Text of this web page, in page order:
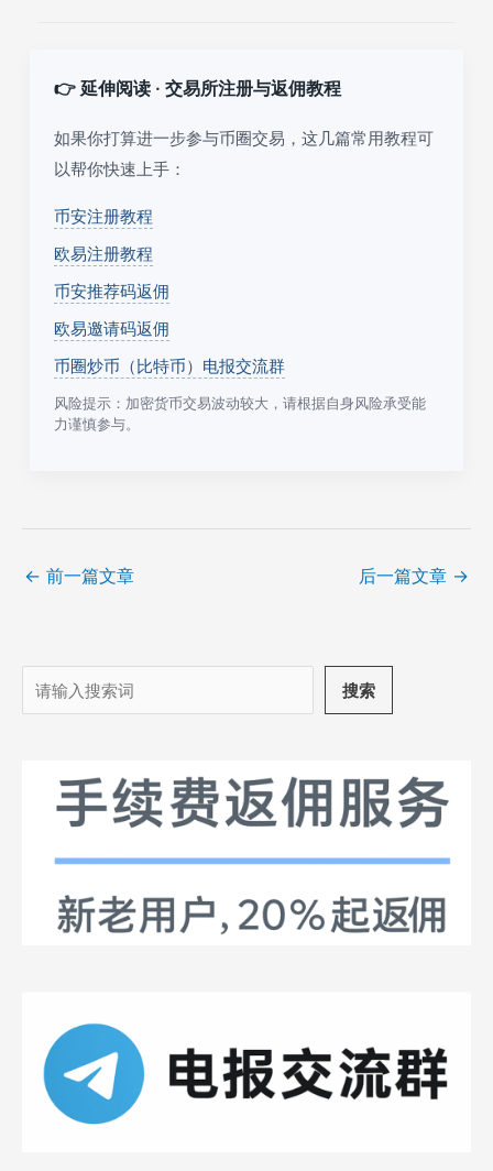
👉 延伸阅读 · 交易所注册与返佣教程
如果你打算进一步参与币圈交易，这几篇常用教程可
以帮你快速上手：
币安注册教程
欧易注册教程
币安推荐码返佣
欧易邀请码返佣
币圈炒币（比特币）电报交流群
风险提示：加密货币交易波动较大，请根据自身风险承受能
力谨慎参与。
← 前一篇文章 后一篇文章 →
搜
索
搜索